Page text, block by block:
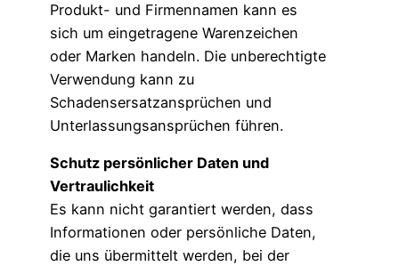
Produkt- und Firmennamen kann es
sich um eingetragene Warenzeichen
oder Marken handeln. Die unberechtigte
Verwendung kann zu
Schadensersatzansprüchen und
Unterlassungsansprüchen führen.
Schutz persönlicher Daten und
Vertraulichkeit
Es kann nicht garantiert werden, dass
Informationen oder persönliche Daten,
die uns übermittelt werden, bei der